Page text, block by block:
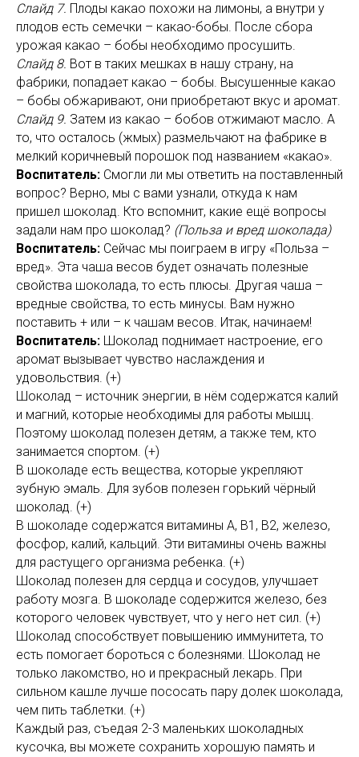
Слайд 7. Плоды какао похожи на лимоны, а внутри у
плодов есть семечки – какао-бобы. После сбора
урожая какао – бобы необходимо просушить.
Слайд 8. Вот в таких мешках в нашу страну, на
фабрики, попадает какао – бобы. Высушенные какао
– бобы обжаривают, они приобретают вкус и аромат.
Слайд 9. Затем из какао – бобов отжимают масло. А
то, что осталось (жмых) размельчают на фабрике в
мелкий коричневый порошок под названием «какао».
Воспитатель: Смогли ли мы ответить на поставленный
вопрос? Верно, мы с вами узнали, откуда к нам
пришел шоколад. Кто вспомнит, какие ещё вопросы
задали нам про шоколад? (Польза и вред шоколада)
Воспитатель: Сейчас мы поиграем в игру «Польза –
вред». Эта чаша весов будет означать полезные
свойства шоколада, то есть плюсы. Другая чаша –
вредные свойства, то есть минусы. Вам нужно
поставить + или – к чашам весов. Итак, начинаем!
Воспитатель: Шоколад поднимает настроение, его
аромат вызывает чувство наслаждения и
удовольствия. (+)
Шоколад – источник энергии, в нём содержатся калий
и магний, которые необходимы для работы мышц.
Поэтому шоколад полезен детям, а также тем, кто
занимается спортом. (+)
В шоколаде есть вещества, которые укрепляют
зубную эмаль. Для зубов полезен горький чёрный
шоколад. (+)
В шоколаде содержатся витамины А, В1, В2, железо,
фосфор, калий, кальций. Эти витамины очень важны
для растущего организма ребенка. (+)
Шоколад полезен для сердца и сосудов, улучшает
работу мозга. В шоколаде содержится железо, без
которого человек чувствует, что у него нет сил. (+)
Шоколад способствует повышению иммунитета, то
есть помогает бороться с болезнями. Шоколад не
только лакомство, но и прекрасный лекарь. При
сильном кашле лучше пососать пару долек шоколада,
чем пить таблетки. (+)
Каждый раз, съедая 2-3 маленьких шоколадных
кусочка, вы можете сохранить хорошую память и